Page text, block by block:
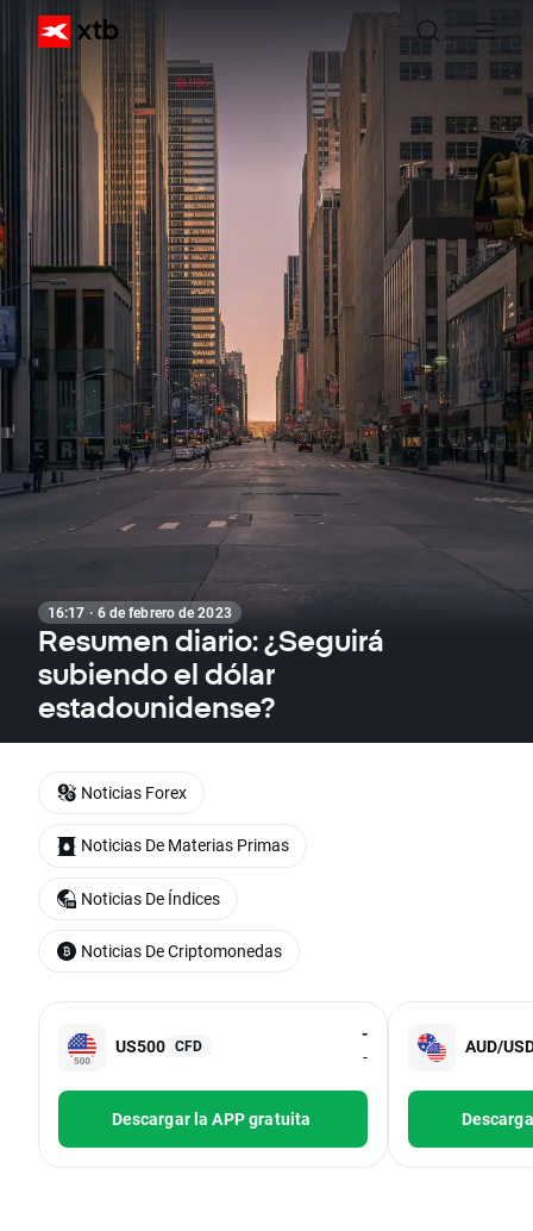
16:17 · 6 de febrero de 2023
Resumen diario: ¿Seguirá
subiendo el dólar
estadounidense?
US500 CFD
-
-
Descargar la APP gratuita
AUD/
Noticias Forex
Noticias De Materias Primas
Noticias De Índices
Noticias De Criptomonedas